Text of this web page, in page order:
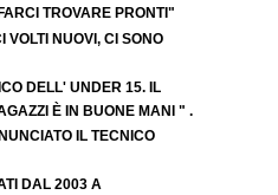
TROVARE PRONTI"
NUOVI, CI SONO
DELL' UNDER 15. IL
È IN BUONE MANI " .
IL TECNICO
DAL 2003 A